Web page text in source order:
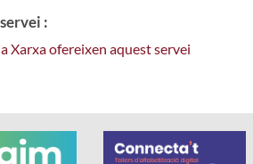
:
Xarxa ofereixen aquest servei